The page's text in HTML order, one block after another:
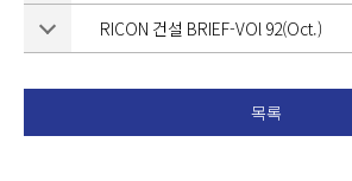
RICON 건설 BRIEF-VOl 92(Oct.)
목록